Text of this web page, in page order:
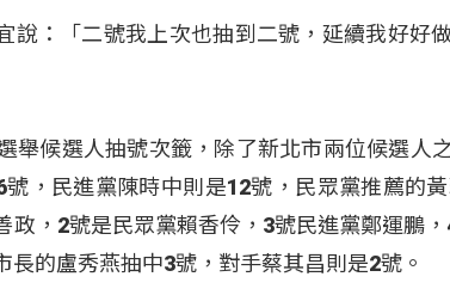
說：「二號我上次也抽到二號，延續我好好
舉候選人抽號次籤，除了新北市兩位候選人
，民進黨陳時中則是12號，民眾黨推薦的
政，2號是民眾黨賴香伶，3號民進黨鄭運鵬
長的盧秀燕抽中3號，對手蔡其昌則是2號。